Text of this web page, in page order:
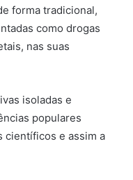
forma tradicional,
como drogas
nas suas
isoladas e
populares
científicos e assim a